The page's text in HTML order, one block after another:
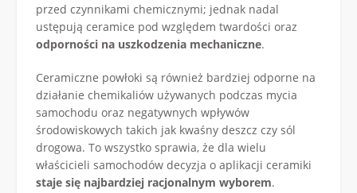
przed czynnikami chemicznymi; jednak nadal
ustępują ceramice pod względem twardości oraz
odporności na uszkodzenia mechaniczne.
Ceramiczne powłoki są również bardziej odporne na
działanie chemikaliów używanych podczas mycia
samochodu oraz negatywnych wpływów
środowiskowych takich jak kwaśny deszcz czy sól
drogowa. To wszystko sprawia, że dla wielu
właścicieli samochodów decyzja o aplikacji ceramiki
staje się najbardziej racjonalnym wyborem.